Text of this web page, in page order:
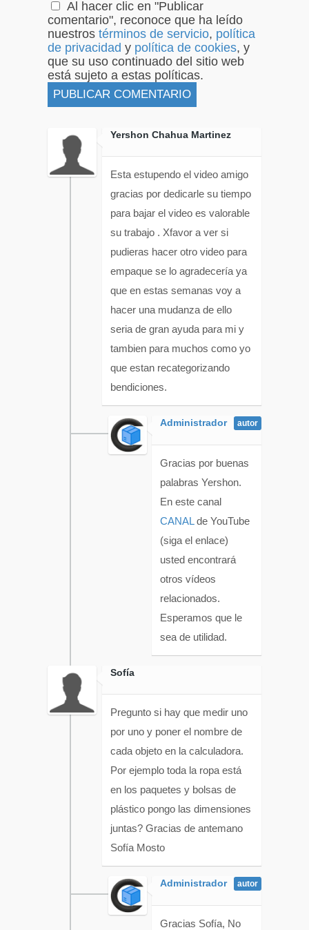
Al hacer clic en "Publicar
comentario", reconoce que ha leído
nuestros términos de servicio, política
de privacidad y política de cookies, y
que su uso continuado del sitio web
está sujeto a estas políticas.
Yershon Chahua Martinez
Esta estupendo el video amigo
gracias por dedicarle su tiempo
para bajar el video es valorable
su trabajo . Xfavor a ver si
pudieras hacer otro video para
empaque se lo agradecería ya
que en estas semanas voy a
hacer una mudanza de ello
seria de gran ayuda para mi y
tambien para muchos como yo
que estan recategorizando
bendiciones.
Administrador
Gracias por buenas
palabras Yershon.
En este canal
CANAL de YouTube
(siga el enlace)
usted encontrará
otros vídeos
relacionados.
Esperamos que le
sea de utilidad.
Sofía
Pregunto si hay que medir uno
por uno y poner el nombre de
cada objeto en la calculadora.
Por ejemplo toda la ropa está
en los paquetes y bolsas de
plástico pongo las dimensiones
juntas? Gracias de antemano
Sofía Mosto
Administrador
Gracias Sofía, No